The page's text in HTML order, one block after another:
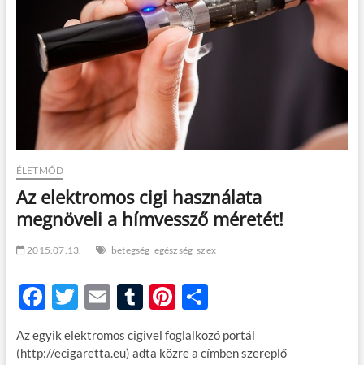
o
ÉLETMÓD
Az elektromos cigi használata
megnöveli a hímvessző méretét!
2015.07.13. betegség egészség szex
F
e
T
itt
E
ail
T
m
Pi
er
O
za
Az egyik elektromos cigivel foglalkozó portál
(http://ecigaretta.eu) adta közre a címben szereplő